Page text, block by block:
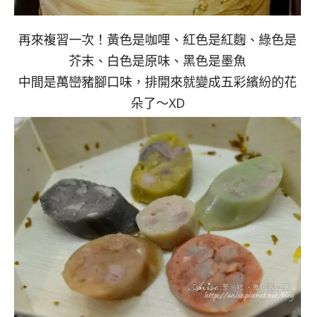
再來複習一次！黃色是咖哩、紅色是紅麴、綠色是
芥末、白色是原味、黑色是墨魚
中間是萬巒豬腳口味，排開來就變成五彩繽紛的花
朵了～XD